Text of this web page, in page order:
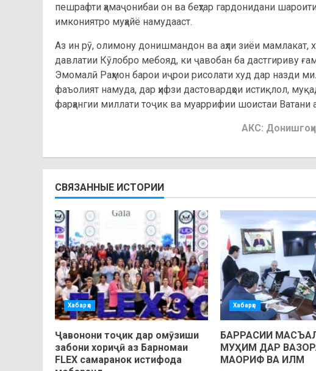
пешрафти ҳамаҷонибаи он ва беҳтар гардонидани
имкониятро муҳайё намудааст.
Аз ин рӯ, олимону донишмандон ва аҳли зиёи мамлакат,
давлатии Кӯлобро мебояд, ки ҷавобан ба дастгириву
Эмомалӣ Раҳмон барои иҷрои рисолати худ дар назди
фаъолият намуда, дар ҳифзи дастовардҳои истиқлол,
фарҳангии миллати тоҷик ва муаррифии шоистаи Ватани
АКС:
СВЯЗАННЫЕ ИСТОРИИ
Хабарҳо
Ҷавонони тоҷик дар омӯзиши
забони хориҷӣ аз Барномаи
FLEX самаранок истифода
Хабарҳо
БАРРАСИИ
МУҲИМ ДАР
МАОРИФ ВА ИЛМ